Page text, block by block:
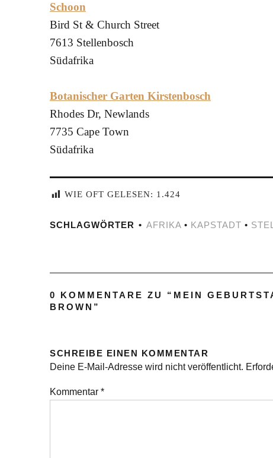
Schoon
Bird St & Church Street
7613 Stellenbosch
Südafrika
Botanischer Garten Kirstenbosch
Rhodes Dr, Newlands
7735 Cape Town
Südafrika
WIE OFT GELESEN: 1.424
SCHLAGWÖRTER AFRIKA • KAPSTADT •
0 KOMMENTARE ZU “ MEIN
BROWN ”
SCHREIBE EINEN KOMMENTAR
Deine E-Mail-Adresse wird nicht veröffentlicht.
Kommentar *